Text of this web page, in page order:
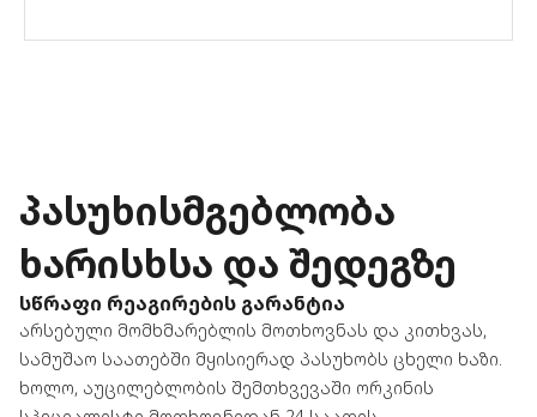
პასუხისმგებლობა
ხარისხსა და შედეგზე
ᲡᲬᲠᲐᲤᲘ ᲠᲔᲐᲒᲘᲠᲔᲑᲘᲡ ᲒᲐᲠᲐᲜᲢᲘᲐ
არსებული მომხმარებლის მოთხოვნას და კითხვას,
სამუშაო საათებში მყისიერად პასუხობს ცხელი ხაზი.
ხოლო, აუცილებლობის შემთხვევაში ორკინის